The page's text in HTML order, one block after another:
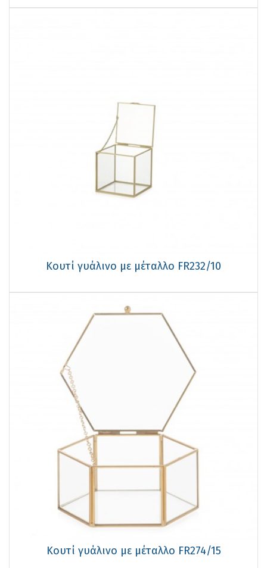
Κουτί γυάλινο με μέταλλο FR232/10
Κουτί γυάλινο με μέταλλο FR274/15